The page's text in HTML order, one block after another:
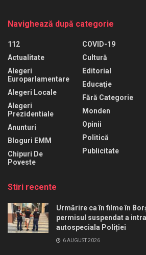
Navighează după categorie
112
Actualitate
Alegeri
Europarlamentare
Alegeri Locale
Alegeri
Prezidentiale
Anunturi
Bloguri EMM
Chipuri De
Poveste
COVID-19
Cultură
Editorial
Educaţie
Fără Categorie
Monden
Opinii
Politică
Publicitate
Stiri recente
Urmărire ca în filme în
permisul suspendat a
autospeciala Poliției
6 AUGUST 2026